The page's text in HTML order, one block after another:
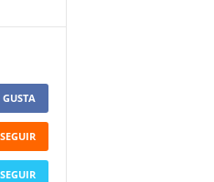
GUSTA
SEGUIR
SEGUIR